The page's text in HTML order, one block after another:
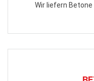
Wir liefern Betone